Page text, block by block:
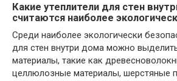
Какие утеплители для стен
считаются наиболее
Среди наиболее экологически
для стен внутри дома можно
материалы, такие как
целлюлозные материалы, шерстяные